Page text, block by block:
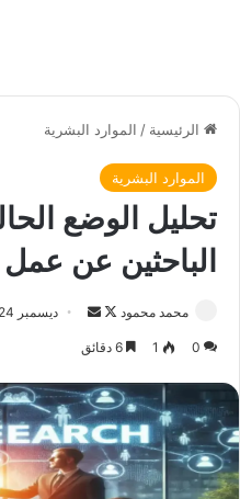
الرئيسية / الموارد البشرية
الموارد البشرية
تحليل الوضع
الباحثين عن عمل
محمد محمود
ت
ا
ع
ع
ل
ى
ل
ب
ر
ي
ديسمبر 24, 2023
0
1